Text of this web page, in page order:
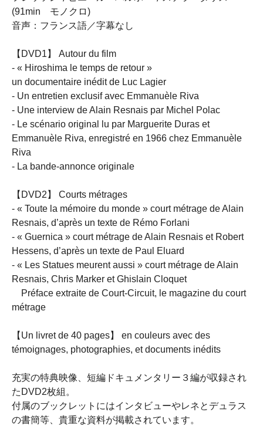
(91min モノクロ)
音声：フランス語／字幕なし
【DVD1】 Autour du film
- « Hiroshima le temps de retour »
un documentaire inédit de Luc Lagier
- Un entretien exclusif avec Emmanuèle Riva
- Une interview de Alain Resnais par Michel Polac
- Le scénario original lu par Marguerite Duras et
Emmanuèle Riva, enregistré en 1966 chez Emmanuèle
Riva
- La bande-annonce originale
【DVD2】 Courts métrages
- « Toute la mémoire du monde » court métrage de Alain
Resnais, d’après un texte de Rémo Forlani
- « Guernica » court métrage de Alain Resnais et Robert
Hessens, d’après un texte de Paul Eluard
- « Les Statues meurent aussi » court métrage de Alain
Resnais, Chris Marker et Ghislain Cloquet
Préface extraite de Court-Circuit, le magazine du court
métrage
【Un livret de 40 pages】 en couleurs avec des
témoignages, photographies, et documents inédits
充実の特典映像、短編ドキュメンタリー３編が収録され
たDVD2枚組。
付属のブックレットにはインタビューやレネとデュラス
の書簡等、貴重な資料が掲載されています。